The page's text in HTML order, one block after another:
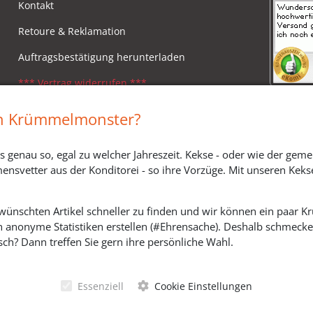
Kontakt
Retoure & Reklamation
Auftragsbestätigung herunterladen
*** Vertrag widerrufen ***
Versandkosten, Lieferzeiten & Zahlungsmodi
SOZIALE MEDIEN
Krümmelmonster?
genau so, egal zu welcher Jahreszeit. Kekse - oder wie der
aus der Konditorei - so ihre Vorzüge. Mit unseren
Artikel schneller zu finden und wir können ein paar
Statistiken erstellen (#Ehrensache). Deshalb
Dann treffen Sie gern ihre persönliche Wahl.
Essenziell Cookie Einstellungen